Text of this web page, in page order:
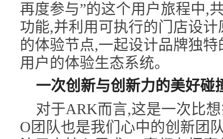
再度参与”的这个用户旅程中,
功能,并利用可执行的门店设
的体验节点,一起设计品牌独特
用户的体验生态系统。
一次创新与创新力的美好碰
对于ARK而言,这是一次比
O团队也是我们心中的创新团